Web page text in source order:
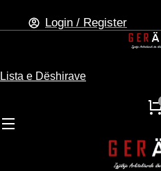
Login / Register
Lista e Dëshirave